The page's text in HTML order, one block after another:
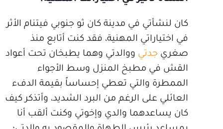
كان لنشأتي في مدينة كان ثو جنوبي فيتنام الأثر
في اختياراتي المهنية، فقد كنت أتابع منذ
صغري جدتي ووالدتي وهما يطبخان تحت أعواد
القش في مطبخ المنزل وسط الأجواء
الممطرة والتي تعطي إحساساً بقيمة الدفء
العائلي على الرغم من البرد الشديد، وأتذكر كيف
كان يساعدهما والدي وإخوتي وكنت ألقب أنا